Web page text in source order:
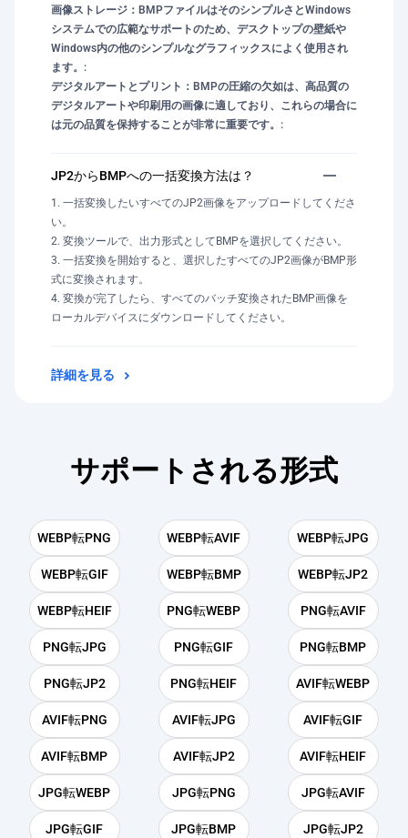
画像ストレージ：BMPファイルはそのシンプルさとWindows
システムでの広範なサポートのため、デスクトップの壁紙や
Windows内の他のシンプルなグラフィックスによく使用され
ます。:
デジタルアートとプリント：BMPの圧縮の欠如は、高品質の
デジタルアートや印刷用の画像に適しており、これらの場合に
は元の品質を保持することが非常に重要です。:
JP2からBMPへの一括変換方法は？
一括変換したいすべてのJP2画像をアップロードしてくださ
い。
変換ツールで、出力形式としてBMPを選択してください。
一括変換を開始すると、選択したすべてのJP2画像がBMP形
式に変換されます。
変換が完了したら、すべてのバッチ変換されたBMP画像を
ローカルデバイスにダウンロードしてください。
詳細を見る
サポートされる形式
WEBP転PNG WEBP転AVIF WEBP転JPG
WEBP転GIF WEBP転BMP WEBP転JP2
WEBP転HEIF PNG転WEBP PNG転AVIF
PNG転JPG PNG転GIF PNG転BMP
PNG転JP2 PNG転HEIF AVIF転WEBP
AVIF転PNG AVIF転JPG AVIF転GIF
AVIF転BMP AVIF転JP2 AVIF転HEIF
JPG転WEBP JPG転PNG JPG転AVIF
JPG転GIF JPG転BMP JPG転JP2